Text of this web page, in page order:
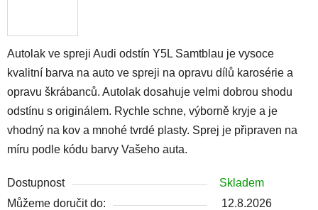
Autolak ve spreji Audi odstín Y5L Samtblau je vysoce
kvalitní barva na auto ve spreji na opravu dílů karosérie a
opravu škrábanců. Autolak dosahuje velmi dobrou shodu
odstínu s originálem. Rychle schne, výborně kryje a je
vhodný na kov a mnohé tvrdé plasty. Sprej je připraven na
míru podle kódu barvy Vašeho auta.
Dostupnost
Skladem
Můžeme doručit do:
12.8.2026